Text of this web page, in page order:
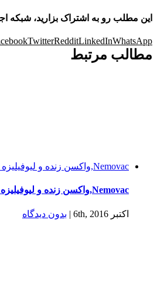
این مطلب رو به اشتراک بزارید، شبکه
TwitterRedditLinkedInWhatsApp
مطالب مرتبط
Nemovac,واکسن زنده و لیوفیلیزه علیه سندرم تورم سر در جوجه‌ها
Nemovac,واکسن زنده و لیوفیلیزه علیه سندرم تورم سر در جوجه‌ها
اکتبر 6th, 2016 | بدون ديدگاه